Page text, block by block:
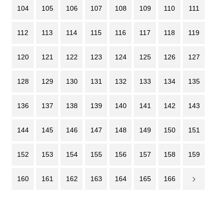
104 105 106 107 108 109 110 111
112 113 114 115 116 117 118 119
120 121 122 123 124 125 126 127
128 129 130 131 132 133 134 135
136 137 138 139 140 141 142 143
144 145 146 147 148 149 150 151
152 153 154 155 156 157 158 159
160 161 162 163 164 165 166